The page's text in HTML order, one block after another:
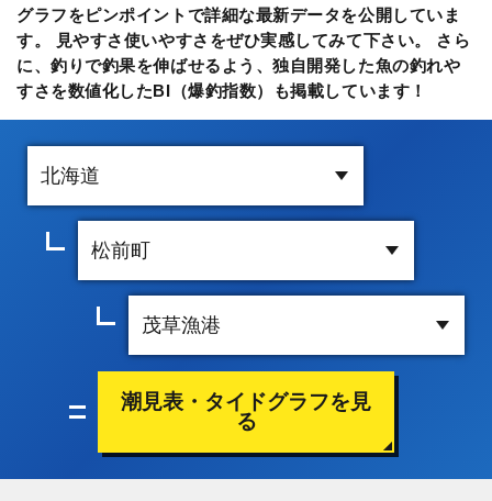
グラフをピンポイントで詳細な最新データを公開していま
す。 見やすさ使いやすさをぜひ実感してみて下さい。 さら
に、釣りで釣果を伸ばせるよう、独自開発した魚の釣れや
すさを数値化したBI（爆釣指数）も掲載しています！
潮見表・タイドグラフを見
る